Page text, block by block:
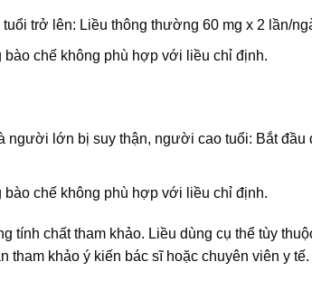
trở lên: Liều thông thường 60 mg x 2 lần/
chế không phù hợp với liều chỉ định.
người lớn bị suy thận, người cao tuổi: Bắt
chế không phù hợp với liều chỉ định.
tính chất tham khảo. Liều dùng cụ thể tùy
tham khảo ý kiến bác sĩ hoặc chuyên viên y tế.